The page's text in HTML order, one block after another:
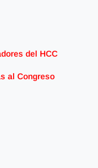
del HCC
al Congreso